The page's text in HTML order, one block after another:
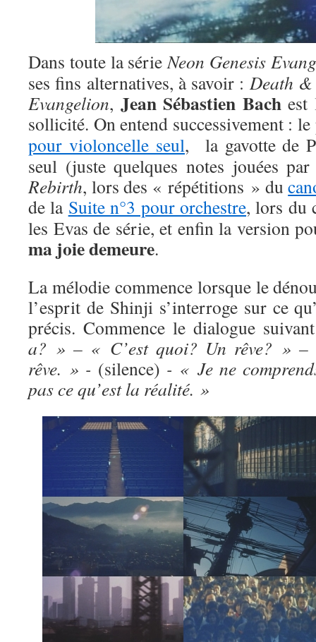
Dans toute la sérieNeon Genesis
ses fins alternatives, à savoir : Death
Evangelion, Jean Sébastien Bachest
sollicité. On entend successivement :
pour violoncelle seul, la gavotte de
seul (juste quelques notes jouées
Rebirth, lors des « répétitions » du
de la Suite n°3 pour orchestre, lors du
les Evas de série, et enfin la version
ma joie demeure.
La mélodie commence lorsque le
l’esprit de Shinji s’interroge sur ce
précis. Commence le dialogue
a? » – « C’est quoi? Un rêve? »
rêve. » - (silence) - « Je ne
pas ce qu’est la réalité. »